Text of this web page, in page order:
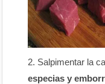
Salpimentar la
especias y